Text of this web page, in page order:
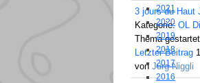
2021
2020
2019
2018
2017
2016
3 jours du Haut
Kategorie: OL
Thema
Letzter Beitrag
von Jürg Niggli